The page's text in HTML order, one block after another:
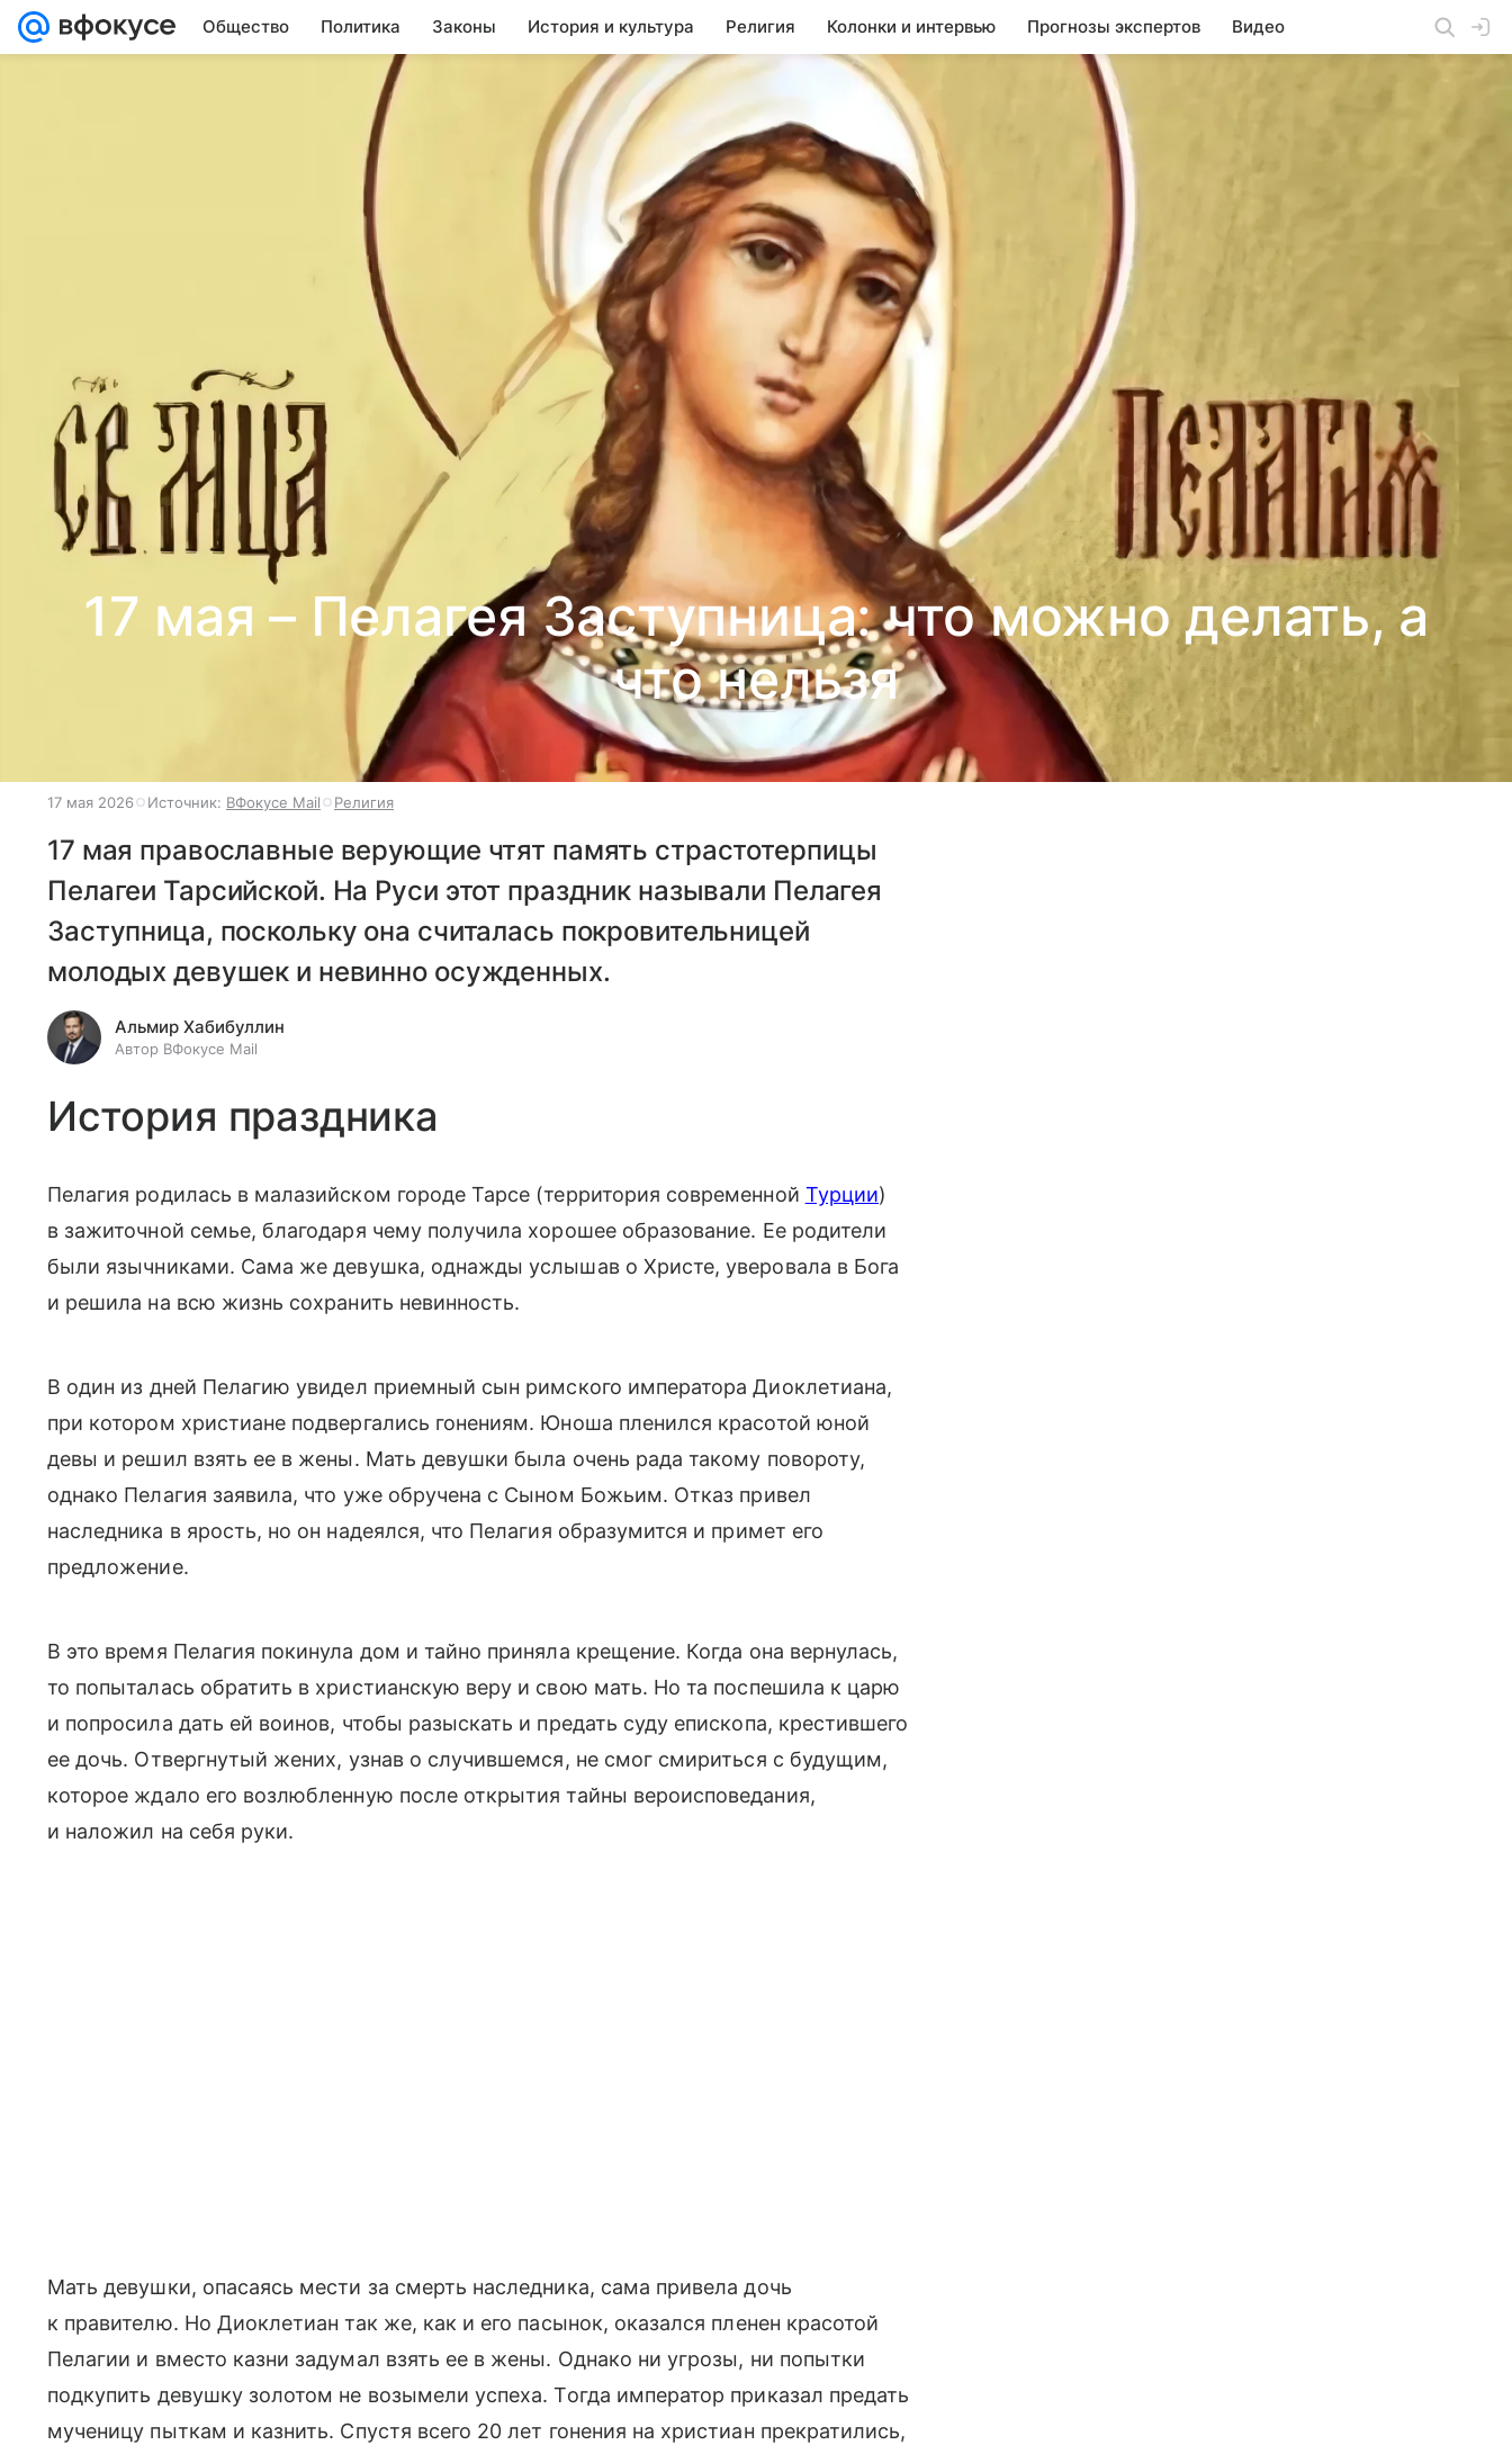
Общество Политика Законы История и культура Религия Колонки и интервью Прогнозы экспертов Видео
17 мая – Пелагея Заступница: что можно делать, а
что нельзя
17 мая 2026 Источник: ВФокусе Mail Религия
17 мая православные верующие чтят память страстотерпицы
Пелагеи Тарсийской. На Руси этот праздник называли Пелагея
Заступница, поскольку она считалась покровительницей
молодых девушек и невинно осужденных.
Альмир Хабибуллин
Автор ВФокусе Mail
История праздника
Пелагия родилась в малазийском городе Тарсе (территория современной Турции)
в зажиточной семье, благодаря чему получила хорошее образование. Ее родители
были язычниками. Сама же девушка, однажды услышав о Христе, уверовала в Бога
и решила на всю жизнь сохранить невинность.
В один из дней Пелагию увидел приемный сын римского императора Диоклетиана,
при котором христиане подвергались гонениям. Юноша пленился красотой юной
девы и решил взять ее в жены. Мать девушки была очень рада такому повороту,
однако Пелагия заявила, что уже обручена с Сыном Божьим. Отказ привел
наследника в ярость, но он надеялся, что Пелагия образумится и примет его
предложение.
В это время Пелагия покинула дом и тайно приняла крещение. Когда она вернулась,
то попыталась обратить в христианскую веру и свою мать. Но та поспешила к царю
и попросила дать ей воинов, чтобы разыскать и предать суду епископа, крестившего
ее дочь. Отвергнутый жених, узнав о случившемся, не смог смириться с будущим,
которое ждало его возлюбленную после открытия тайны вероисповедания,
и наложил на себя руки.
Мать девушки, опасаясь мести за смерть наследника, сама привела дочь
к правителю. Но Диоклетиан так же, как и его пасынок, оказался пленен красотой
Пелагии и вместо казни задумал взять ее в жены. Однако ни угрозы, ни попытки
подкупить девушку золотом не возымели успеха. Тогда император приказал предать
мученицу пыткам и казнить. Спустя всего 20 лет гонения на христиан прекратились,